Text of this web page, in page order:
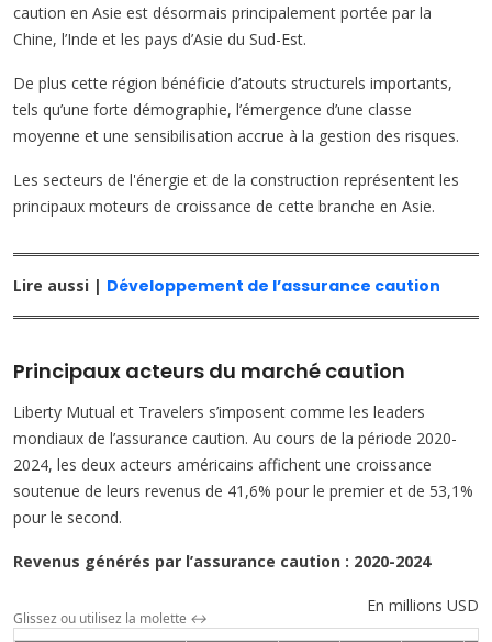
caution en Asie est désormais principalement portée par la
Chine, l’Inde et les pays d’Asie du Sud-Est.
De plus cette région bénéficie d’atouts structurels importants,
tels qu’une forte démographie, l’émergence d’une classe
moyenne et une sensibilisation accrue à la gestion des risques.
Les secteurs de l'énergie et de la construction représentent les
principaux moteurs de croissance de cette branche en Asie.
Lire aussi | Développement de l’assurance caution
Principaux acteurs du marché caution
Liberty Mutual et Travelers s’imposent comme les leaders
mondiaux de l’assurance caution. Au cours de la période 2020-
2024, les deux acteurs américains affichent une croissance
soutenue de leurs revenus de 41,6% pour le premier et de 53,1%
pour le second.
Revenus générés par l’assurance caution : 2020-2024
En millions USD
Glissez ou utilisez la molette ↔